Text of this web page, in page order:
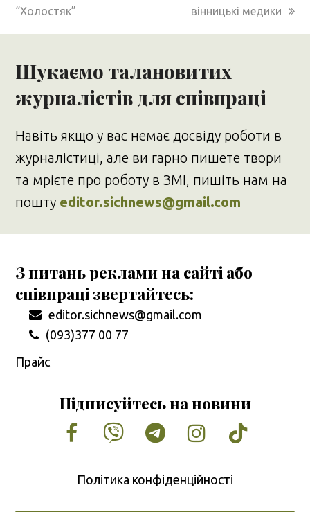
“Холостяк”
вінницькі медики
Шукаємо талановитих
журналістів для співпраці
Навіть якщо у вас немає досвіду роботи в
журналістиці, але ви гарно пишете твори
та мрієте про роботу в ЗМІ, пишіть нам на
пошту editor.sichnews@gmail.com
З питань реклами на сайті або
співпраці звертайтесь:
editor.sichnews@gmail.com
(093)377 00 77
Прайс
Підписуйтесь на новини
Facebook
VimeoTumblrInstagram
Tiktok
Політика конфіденційності